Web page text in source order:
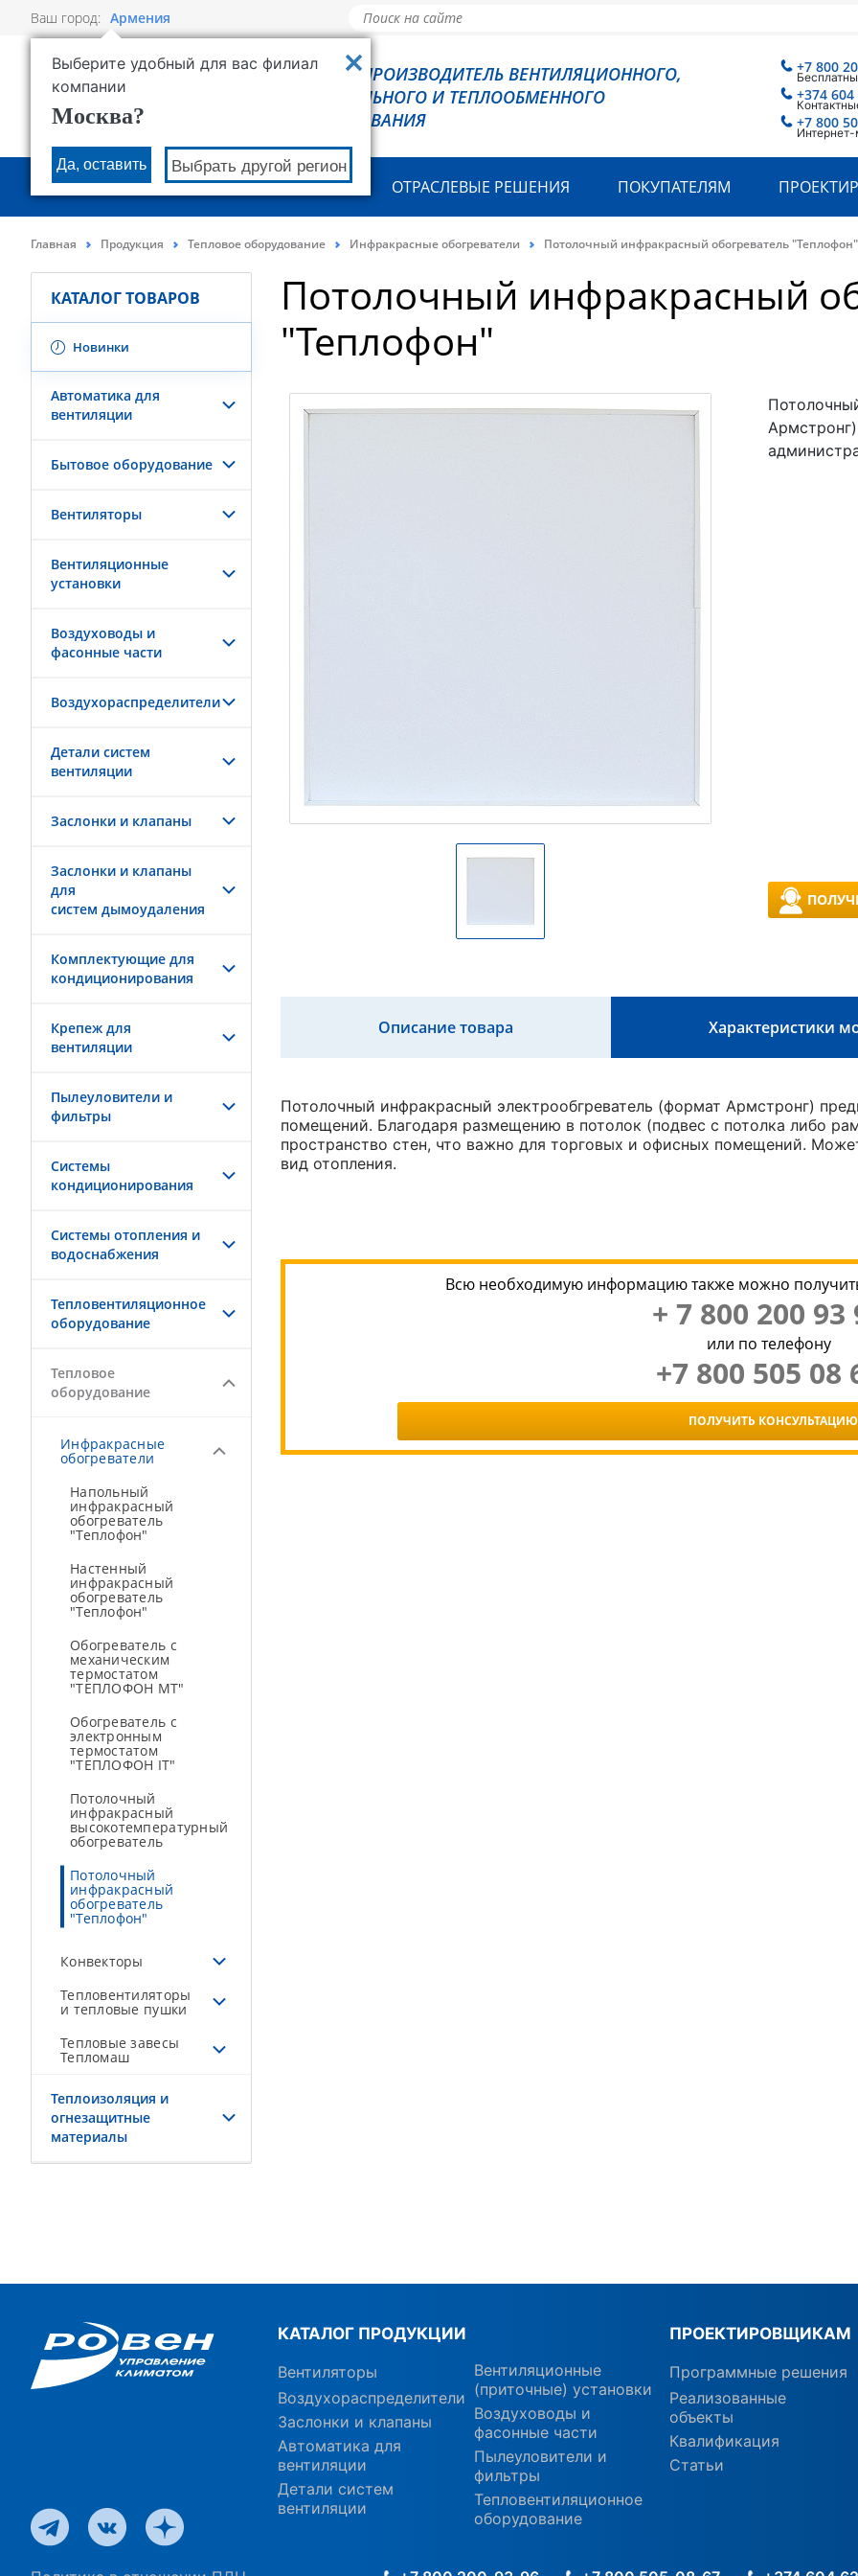
Ваш город: Армения
Выберите удобный для вас филиал
компании
Москва?
Да, оставить Выбрать другой регион
РОВЕН - ПРОИЗВОДИТЕЛЬ ВЕНТИЛЯЦИОННОГО,
ХОЛОДИЛЬНОГО И ТЕПЛООБМЕННОГО
ОБОРУДОВАНИЯ
+7 800
+7 800
Интернет-
+374
О КОМПАНИИ ПРОДУКЦИЯ ОТРАСЛЕВЫЕ РЕШЕНИЯ ПОКУПАТЕЛЯМ
Главная Продукция Тепловое оборудование Инфракрасные обогреватели Потолочный инфракрасный обогреватель "Теплофон"
КАТАЛОГ ТОВАРОВ
Новинки
Автоматика для
вентиляции
Бытовое оборудование
Вентиляторы
Вентиляционные
установки
Воздуховоды и
фасонные части
Воздухораспределители
Детали систем
вентиляции
Заслонки и клапаны
Заслонки и клапаны
для
систем дымоудаления
Комплектующие для
кондиционирования
Крепеж для
вентиляции
Пылеуловители и
фильтры
Системы
кондиционирования
Системы отопления и
водоснабжения
Тепловентиляционное
оборудование
Тепловое
оборудование
Инфракрасные
обогреватели
Напольный
инфракрасный
обогреватель
"Теплофон"
Настенный
инфракрасный
обогреватель
"Теплофон"
Обогреватель с
механическим
термостатом
"ТЕПЛОФОН МT"
Обогреватель с
электронным
термостатом
"ТЕПЛОФОН IT"
Потолочный
инфракрасный
высокотемпературный
обогреватель
Потолочный
инфракрасный
обогреватель
"Теплофон"
Конвекторы
Тепловентиляторы
и тепловые пушки
Тепловые завесы
Тепломаш
Теплоизоляция и
огнезащитные
материалы
Потолочный инфракрасный
"Теплофон"
Описание товара Характеристики
Потолочный инфракрасный электрообгреватель (формат Армстронг)
помещений. Благодаря размещению в потолок (подвес с потолка либо
пространство стен, что важно для торговых и офисных помещений.
вид отопления.
Всю необходимую информацию также можно
+ 7 800 200 93
или по телефону
+7 800 505 08
ПОЛУЧИТЬ КОНСУЛЬТАЦИЮ
КАТАЛОГ ПРОДУКЦИИ
Вентиляторы
Воздухораспределители
Заслонки и клапаны
Автоматика для
вентиляции
Детали систем
вентиляции
Вентиляционные
(приточные) установки
Воздуховоды и
фасонные части
Пылеуловители и
фильтры
Тепловентиляционное
оборудование
ПРОЕКТИРОВЩИКАМ
Программные решения
Реализованные
объекты
Квалификация
Статьи